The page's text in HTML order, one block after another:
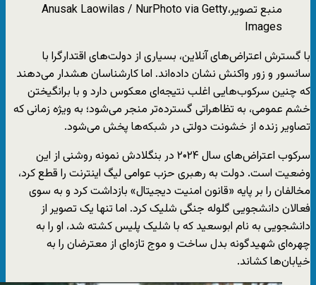
منبع تصویر،Anusak Laowilas / NurPhoto via Getty
Images
با گسترش اعتراض‌های آنلاین، بسیاری از دولت‌های اقتدارگرا با
سانسور و زور واکنش نشان داده‌اند. اما کارشناسان هشدار می‌دهند
که چنین سرکوب‌هایی اغلب نتیجه‌ای معکوس دارد و با برانگیختن
خشم عمومی، به تظاهراتی گسترده‌تر منجر می‌شود؛ به ویژه زمانی که
تصاویر زنده از خشونت دولتی در شبکه‌ها پخش می‌شود.
سرکوب اعتراض‌های سال ۲۰۲۴ در بنگلادش نمونه روشنی از این
وضعیت است. دولت به رهبری حزب عوامی لیگ اینترنت را قطع کرد،
مخالفان را بر پایه «قانون امنیت دیجیتال» بازداشت کرد و به سوی
فعالان دانشجویی گلوله جنگی شلیک کرد. اما تنها یک تصویر از
دانشجویی به نام ابوسعید که با شلیک پلیس کشته شد، او را به
چهره‌ای شهیدگونه بدل ساخت و موج تازه‌ای از معترضان را به
خیابان‌ها کشاند.